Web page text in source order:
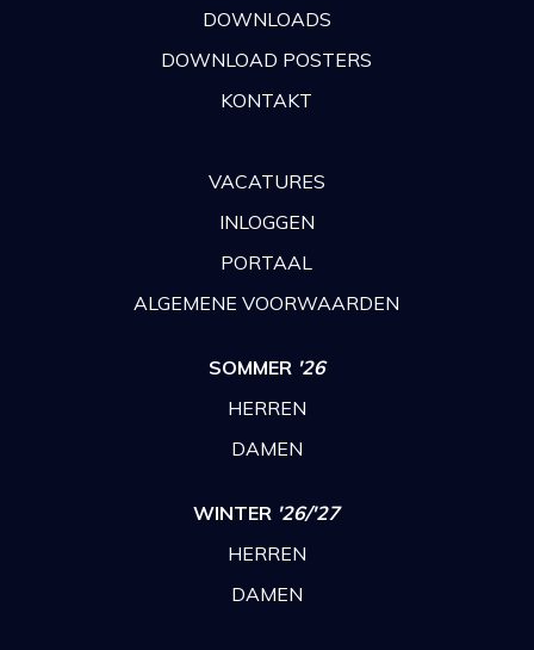
DOWNLOADS
DOWNLOAD POSTERS
KONTAKT
VACATURES
INLOGGEN
PORTAAL
ALGEMENE VOORWAARDEN
SOMMER '26
HERREN
DAMEN
WINTER '26/'27
HERREN
DAMEN